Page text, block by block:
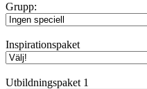
Grupp:
Inspirationspaket
Utbildningspaket 1